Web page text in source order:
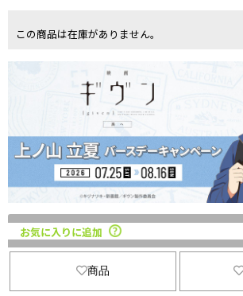
この商品は在庫がありません。
お気に入りに追加
商品